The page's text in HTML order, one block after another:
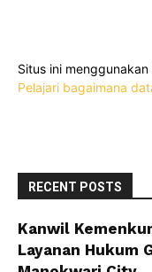
Situs ini
Pelajari bagaimana
RECENT POSTS
Kanwil
Layanan Hukum